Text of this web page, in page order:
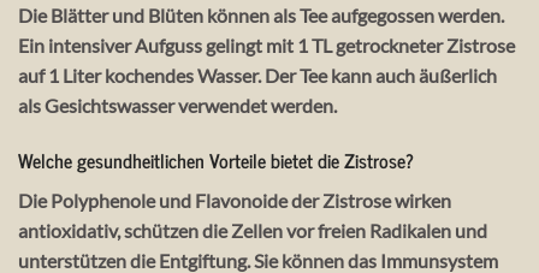
Die Blätter und Blüten können als Tee aufgegossen werden.
Ein intensiver Aufguss gelingt mit 1 TL getrockneter Zistrose
auf 1 Liter kochendes Wasser. Der Tee kann auch äußerlich
als Gesichtswasser verwendet werden.
Welche gesundheitlichen Vorteile bietet die Zistrose?
Die Polyphenole und Flavonoide der Zistrose wirken
antioxidativ, schützen die Zellen vor freien Radikalen und
unterstützen die Entgiftung. Sie können das Immunsystem